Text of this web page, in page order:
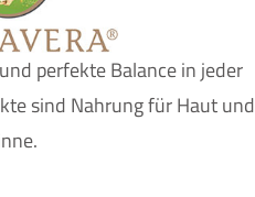
perfekte Balance in jeder
sind Nahrung für Haut und